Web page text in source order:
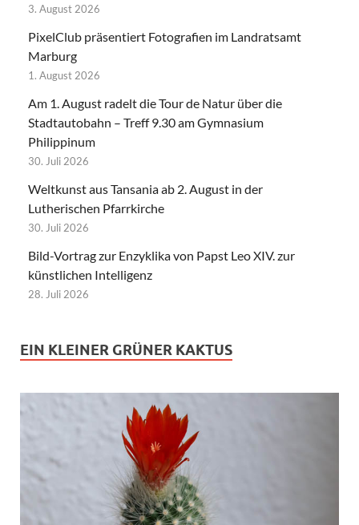
3. August 2026
PixelClub präsentiert Fotografien im Landratsamt
Marburg
1. August 2026
Am 1. August radelt die Tour de Natur über die
Stadtautobahn – Treff 9.30 am Gymnasium
Philippinum
30. Juli 2026
Weltkunst aus Tansania ab 2. August in der
Lutherischen Pfarrkirche
30. Juli 2026
Bild-Vortrag zur Enzyklika von Papst Leo XIV. zur
künstlichen Intelligenz
28. Juli 2026
EIN KLEINER GRÜNER KAKTUS